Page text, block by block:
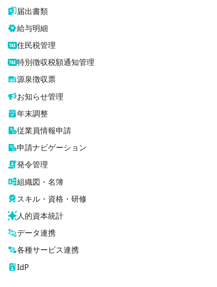
届出書類
給与明細
住民税管理
特別徴収税額通知管理
源泉徴収票
お知らせ管理
年末調整
従業員情報申請
申請ナビゲーション
発令管理
組織図・名簿
スキル・資格・研修
人的資本統計
データ連携
各種サービス連携
IdP